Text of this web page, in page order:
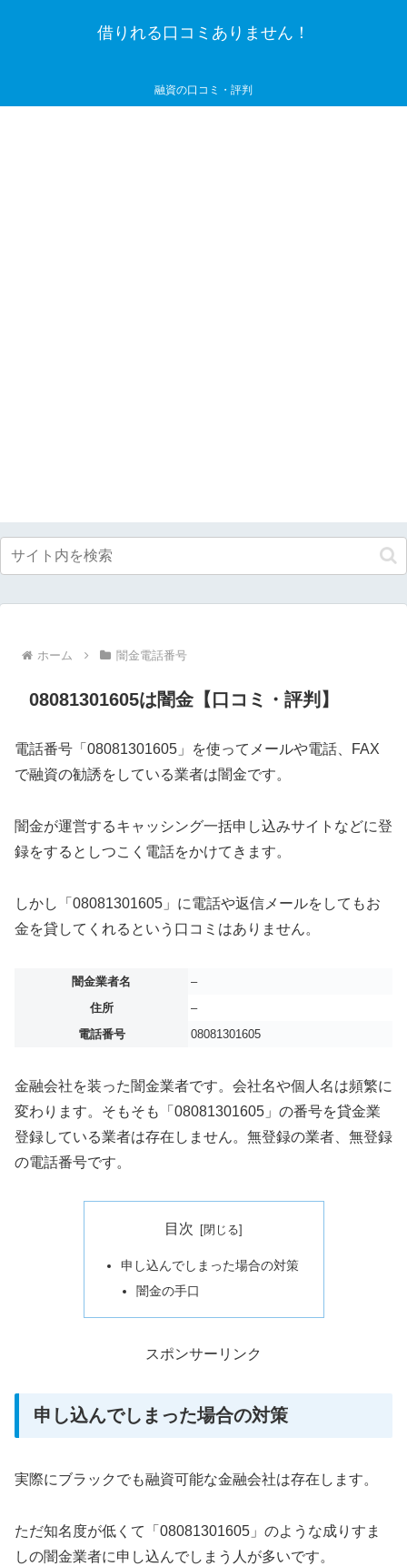
借りれる口コミありません！
融資の口コミ・評判
ホーム 闇金電話番号
08081301605は闇金【口コミ・評判】
電話番号「08081301605」を使ってメールや電話、FAX
で融資の勧誘をしている業者は闇金です。
闇金が運営するキャッシング一括申し込みサイトなどに登
録をするとしつこく電話をかけてきます。
しかし「08081301605」に電話や返信メールをしてもお
金を貸してくれるという口コミはありません。
闇金業者名
–
住所
–
電話番号
08081301605
金融会社を装った闇金業者です。会社名や個人名は頻繁に
変わります。そもそも「08081301605」の番号を貸金業
登録している業者は存在しません。無登録の業者、無登録
の電話番号です。
目次
申し込んでしまった場合の対策
闇金の手口
スポンサーリンク
申し込んでしまった場合の対策
実際にブラックでも融資可能な金融会社は存在します。
ただ知名度が低くて「08081301605」のような成りすま
しの闇金業者に申し込んでしまう人が多いです。